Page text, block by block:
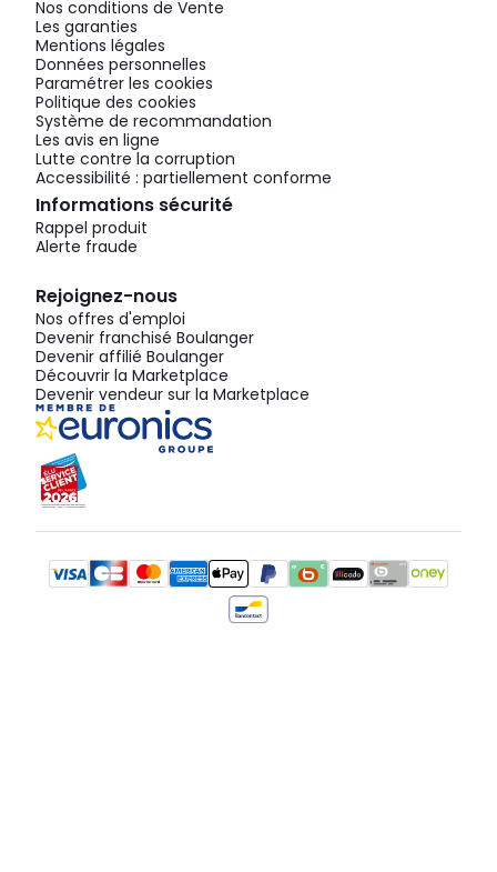
Nos conditions de Vente
Les garanties
Mentions légales
Données personnelles
Paramétrer les cookies
Politique des cookies
Système de recommandation
Les avis en ligne
Lutte contre la corruption
Accessibilité : partiellement conforme
Informations sécurité
Rappel produit
Alerte fraude
Rejoignez-nous
Nos offres d'emploi
Devenir franchisé Boulanger
Devenir affilié Boulanger
Découvrir la Marketplace
Devenir vendeur sur la Marketplace